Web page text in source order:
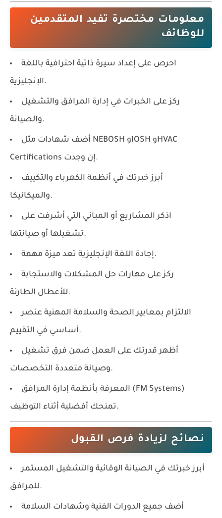
معلومات مختصرة تفيد المتقدمين
للوظائف
احرص على إعداد سيرة ذاتية احترافية باللغة
الإنجليزية.
ركز على الخبرات في إدارة المرافق والتشغيل
والصيانة.
أضف شهادات مثل NEBOSH وIOSH وHVAC
Certifications إن وجدت.
أبرز خبرتك في أنظمة الكهرباء والتكييف
والميكانيكا.
اذكر المشاريع أو المباني التي أشرفت على
تشغيلها أو صيانتها.
إجادة اللغة الإنجليزية تعد ميزة مهمة.
ركز على مهارات حل المشكلات والاستجابة
للأعطال الطارئة.
الالتزام بمعايير الصحة والسلامة المهنية عنصر
أساسي في التقييم.
أظهر قدرتك على العمل ضمن فرق تشغيل
وصيانة متعددة التخصصات.
المعرفة بأنظمة إدارة المرافق (FM Systems)
تمنحك أفضلية أثناء التوظيف.
نصائح لزيادة فرص القبول
أبرز خبرتك في الصيانة الوقائية والتشغيل المستمر
للمرافق.
أضف جميع الدورات الفنية وشهادات السلامة